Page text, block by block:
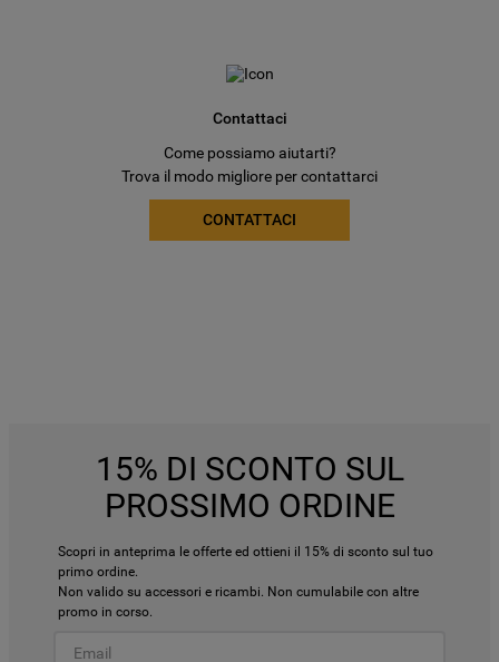
Contattaci
Come possiamo aiutarti?
Trova il modo migliore per contattarci
CONTATTACI
15% DI SCONTO SUL
PROSSIMO ORDINE
Scopri in anteprima le offerte ed ottieni il 15% di sconto sul tuo
primo ordine.
Non valido su accessori e ricambi. Non cumulabile con altre
promo in corso.